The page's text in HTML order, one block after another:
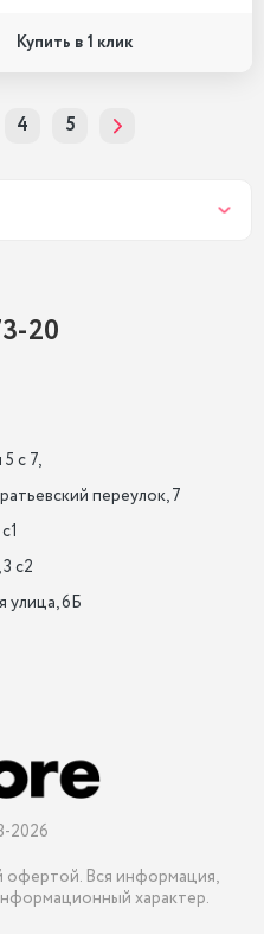
Купить в 1 клик
4 5
20
с 7,
переулок, 7
с2
улица, 6Б
2026
офертой. Вся информация,
характер.